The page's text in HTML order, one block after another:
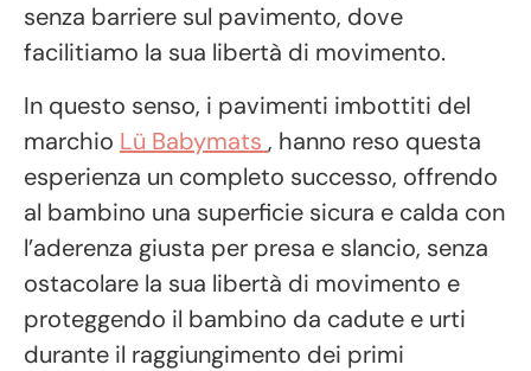
senza barriere sul pavimento, dove
facilitiamo la sua libertà di movimento.
In questo senso, i pavimenti imbottiti del
marchio Lü Babymats , hanno reso questa
esperienza un completo successo, offrendo
al bambino una superficie sicura e calda con
l’aderenza giusta per presa e slancio, senza
ostacolare la sua libertà di movimento e
proteggendo il bambino da cadute e urti
durante il raggiungimento dei primi